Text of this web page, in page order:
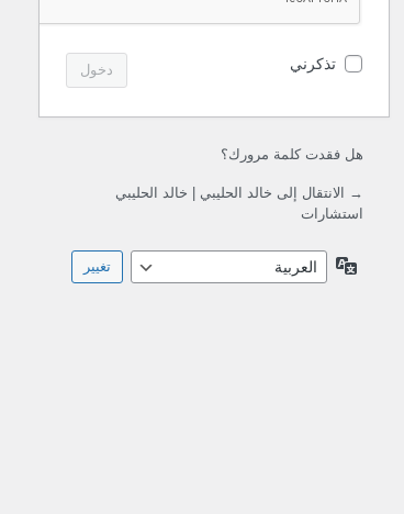
تذكرني
هل فقدت كلمة مرورك؟
→ الانتقال إلى خالد الحليبي | خالد الحليبي
استشارات
اللغة